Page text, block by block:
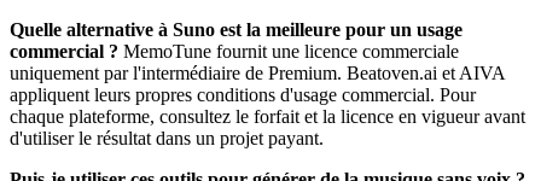
Quelle alternative à Suno est la meilleure pour un usage
commercial ? MemoTune fournit une licence commerciale
uniquement par l'intermédiaire de Premium. Beatoven.ai et AIVA
appliquent leurs propres conditions d'usage commercial. Pour
chaque plateforme, consultez le forfait et la licence en vigueur avant
d'utiliser le résultat dans un projet payant.